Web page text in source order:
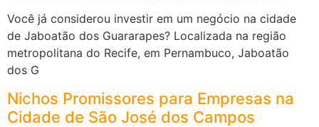
Você já considerou investir em um negócio na cidade
de Jaboatão dos Guararapes? Localizada na região
metropolitana do Recife, em Pernambuco, Jaboatão
dos G
Nichos Promissores para Empresas na
Cidade de São José dos Campos